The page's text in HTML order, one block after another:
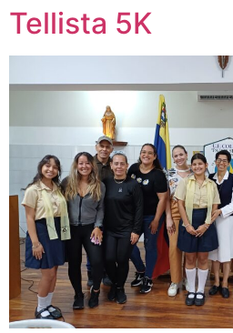
Tellista 5K